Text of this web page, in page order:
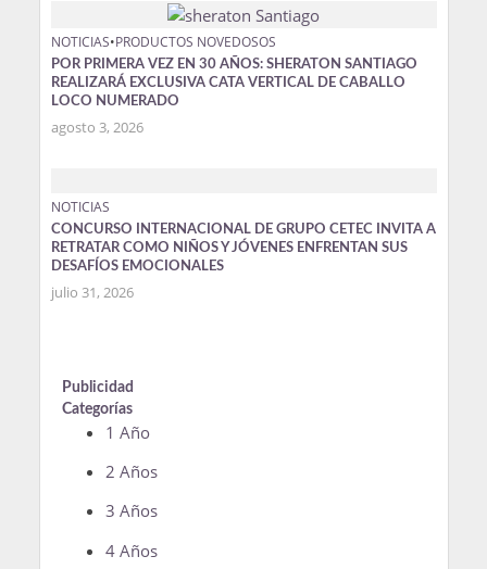
NOTICIAS•PRODUCTOS NOVEDOSOS
POR PRIMERA VEZ EN 30 AÑOS: SHERATON SANTIAGO
REALIZARÁ EXCLUSIVA CATA VERTICAL DE CABALLO
LOCO NUMERADO
agosto 3, 2026
NOTICIAS
CONCURSO INTERNACIONAL DE GRUPO CETEC INVITA A
RETRATAR COMO NIÑOS Y JÓVENES ENFRENTAN SUS
DESAFÍOS EMOCIONALES
julio 31, 2026
Publicidad
Categorías
1 Año
2 Años
3 Años
4 Años